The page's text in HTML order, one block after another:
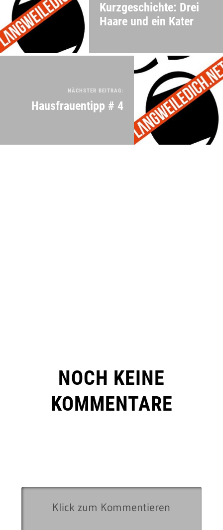
Kurzgeschichte: Drei
Haare und ein Kater
NÄCHSTER BEITRAG:
Hausfrauentipp # 4
NOCH KEINE
KOMMENTARE